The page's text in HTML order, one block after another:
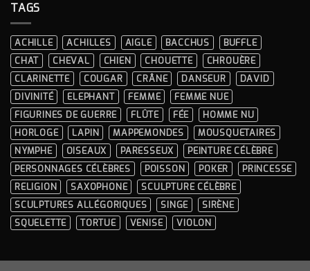
?
GUIDE
COMPLET
ET
CONSEILS
PRATIQUES
TAGS
ACHILLE ACHILLES AIGLE BACCHUS
BUFFLE
CHAT
CHEVAL CHIEN CHOUETTE
CHROUÈRE
CLARINETTE
COUGAR CRÂNE DANSEUR
DAVID
DIVINITÉ
ELEPHANT FEMME
FEMME NUE
FIGURINES DE GUERRE
FLÛTE FÉE
HOMME NU
HORLOGE
LAPIN MAPPEMONDES
MOUSQUETAIRES
NYMPHE
OISEAUX PARESSEUX
PEINTURE CÉLÈBRE
PERSONNAGES CÉLÈBRES
POISSON POKER
PRINCESSE
RELIGION
SAXOPHONE
SCULPTURE CÉLÈBRE
SCULPTURES ALLÉGORIQUES
SINGE
SIRÈNE
SQUELETTE
TORTUE VENISE VIOLON